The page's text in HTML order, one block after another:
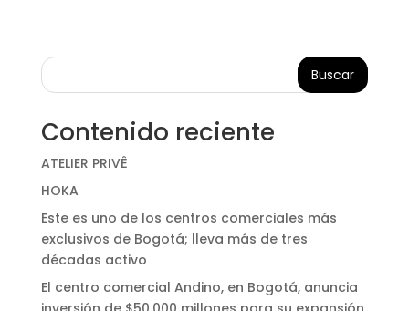
Buscar
Contenido reciente
ATELIER PRIVÊ
HOKA
Este es uno de los centros comerciales más
exclusivos de Bogotá; lleva más de tres
décadas activo
El centro comercial Andino, en Bogotá, anuncia